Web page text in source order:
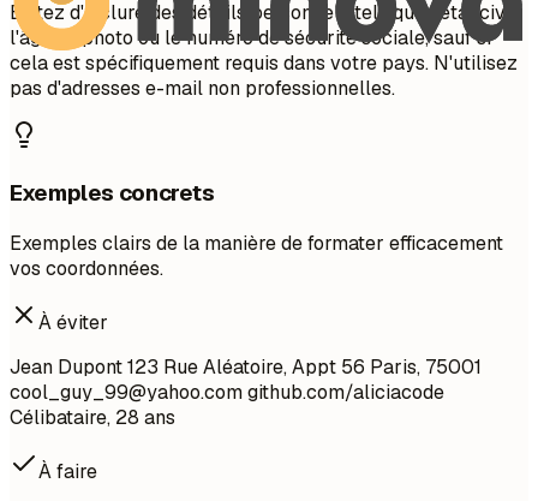
Évitez d'inclure des détails personnels tels que l'état civil,
l'âge, la photo ou le numéro de sécurité sociale, sauf si
cela est spécifiquement requis dans votre pays. N'utilisez
pas d'adresses e-mail non professionnelles.
Exemples concrets
Exemples clairs de la manière de formater efficacement
vos coordonnées.
À éviter
Jean Dupont 123 Rue Aléatoire, Appt 56 Paris, 75001
cool_guy_99@yahoo.comgithub.com/aliciacode
Célibataire, 28 ans
À faire